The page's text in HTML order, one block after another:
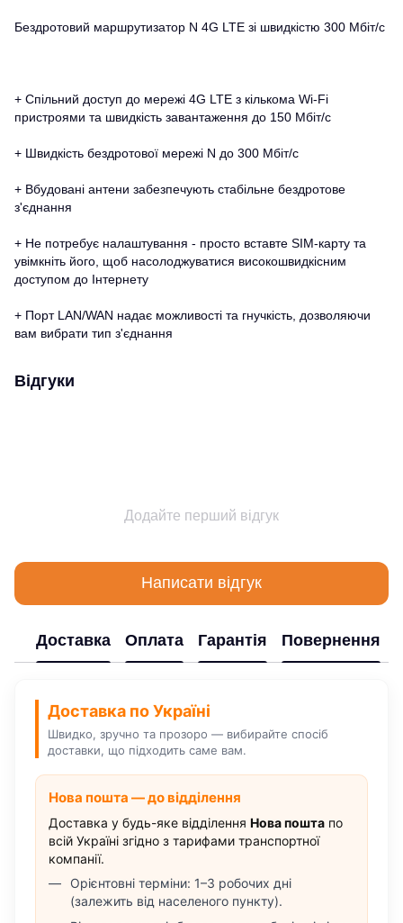
Бездротовий маршрутизатор N 4G LTE зі швидкістю 300 Мбіт/с
+ Спільний доступ до мережі 4G LTE з кількома Wi-Fi
пристроями та швидкість завантаження до 150 Мбіт/с
+ Швидкість бездротової мережі N до 300 Мбіт/с
+ Вбудовані антени забезпечують стабільне бездротове
з'єднання
+ Не потребує налаштування - просто вставте SIM-карту та
увімкніть його, щоб насолоджуватися високошвидкісним
доступом до Інтернету
+ Порт LAN/WAN надає можливості та гнучкість, дозволяючи
вам вибрати тип з'єднання
Відгуки
Додайте перший відгук
Написати відгук
Доставка Оплата Гарантія Повернення
Доставка по Україні
Швидко, зручно та прозоро — вибирайте спосіб
доставки, що підходить саме вам.
Нова пошта — до відділення
Доставка у будь-яке відділення Нова пошта по
всій Україні згідно з тарифами транспортної
компанії.
Орієнтовні терміни: 1–3 робочих дні
(залежить від населеного пункту).